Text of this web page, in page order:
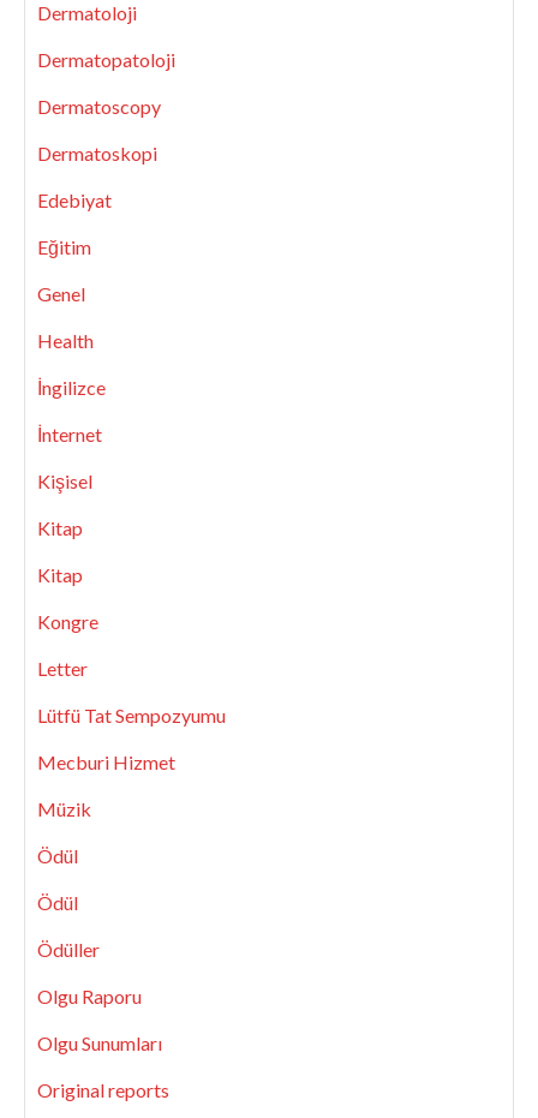
Dermatoloji
Dermatopatoloji
Dermatoscopy
Dermatoskopi
Edebiyat
Eğitim
Genel
Health
İngilizce
İnternet
Kişisel
Kitap
Kitap
Kongre
Letter
Lütfü Tat Sempozyumu
Mecburi Hizmet
Müzik
Ödül
Ödül
Ödüller
Olgu Raporu
Olgu Sunumları
Original reports